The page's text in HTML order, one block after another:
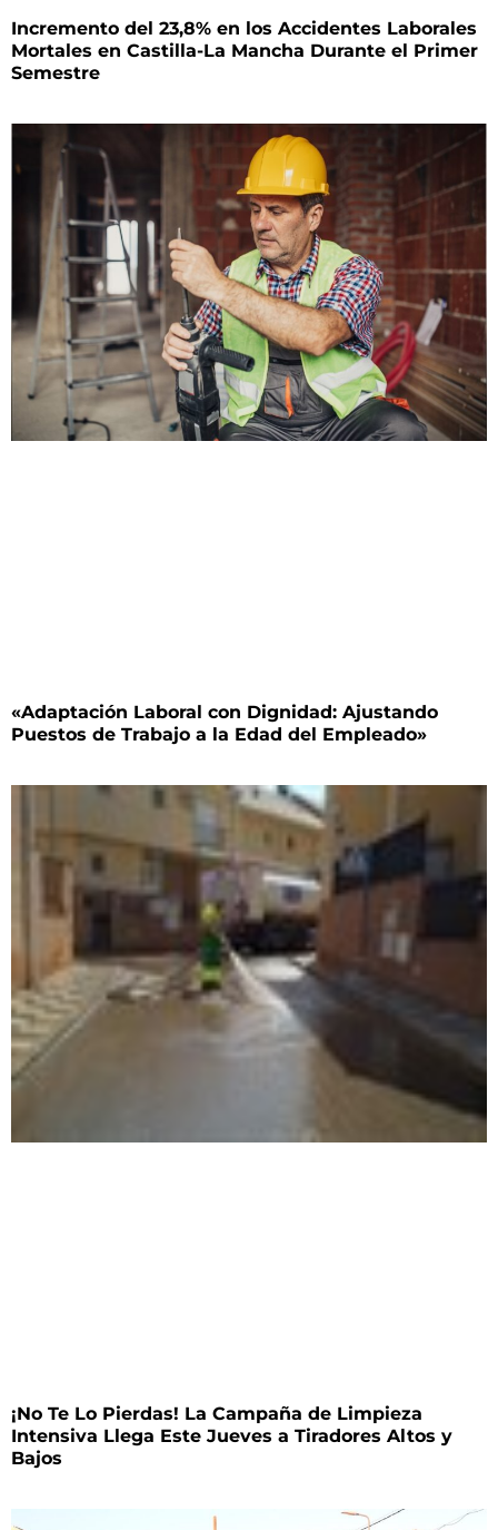
Incremento del 23,8% en los Accidentes Laborales
Mortales en Castilla-La Mancha Durante el Primer
Semestre
«Adaptación Laboral con Dignidad: Ajustando
Puestos de Trabajo a la Edad del Empleado»
¡No Te Lo Pierdas! La Campaña de Limpieza
Intensiva Llega Este Jueves a Tiradores Altos y
Bajos